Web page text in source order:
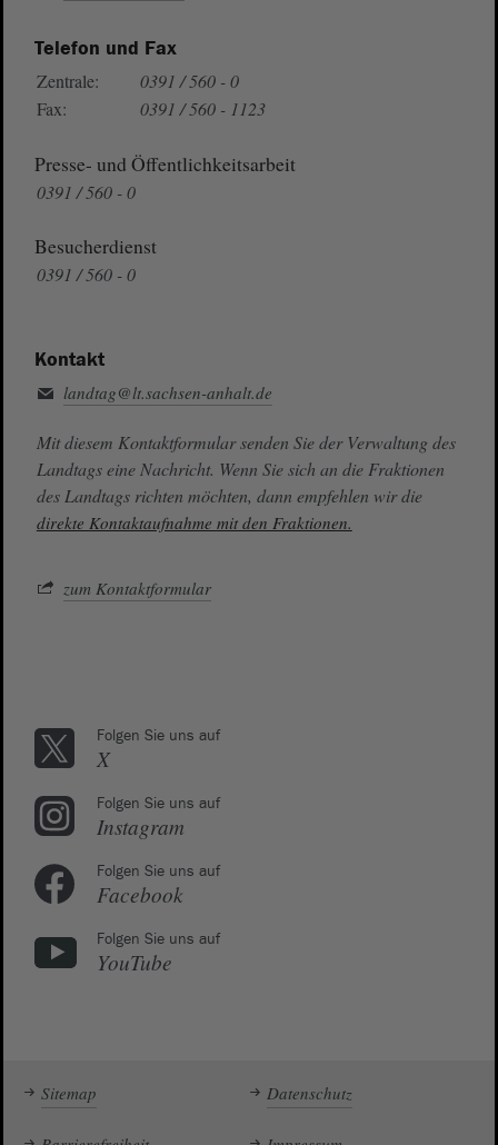
Telefon und Fax
Zentrale:
0391 / 560 - 0
Fax:
0391 / 560 - 1123
Presse- und Öffentlichkeitsarbeit
0391 / 560 - 0
Besucherdienst
0391 / 560 - 0
Kontakt
landtag@lt.sachsen-anhalt.de
Mit diesem Kontaktformular senden Sie der Verwaltung des
Landtags eine Nachricht. Wenn Sie sich an die Fraktionen
des Landtags richten möchten, dann empfehlen wir die
direkte Kontaktaufnahme mit den Fraktionen.
zum Kontaktformular
Folgen Sie uns auf
X
Folgen Sie uns auf
Instagram
Folgen Sie uns auf
Facebook
Folgen Sie uns auf
YouTube
Sitemap Datenschutz